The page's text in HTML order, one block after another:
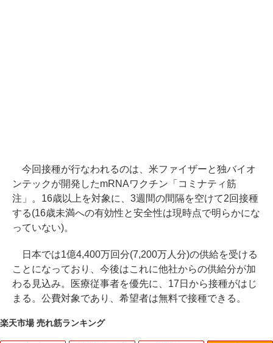
今回接種が行なわれるのは、米ファイザーと独バイオ
ンテックが開発したmRNAワクチン「コミナティ筋
注」。16歳以上を対象に、3週間の間隔を空けて2回接種
する(16歳未満への有効性と安全性は現時点で明らかにな
っていない)。
日本では1億4,400万回分(7,200万人分)の供給を受ける
ことになっており、今後はこれに他社からの供給分が加
わる見込み。医療従事者を優先に、17日から接種がはじ
まる。公費対象であり、希望者は無料で接種できる。
楽天市場 売れ筋ランキング